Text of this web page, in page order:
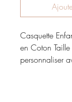
Casquette
en Coton
personnaliser